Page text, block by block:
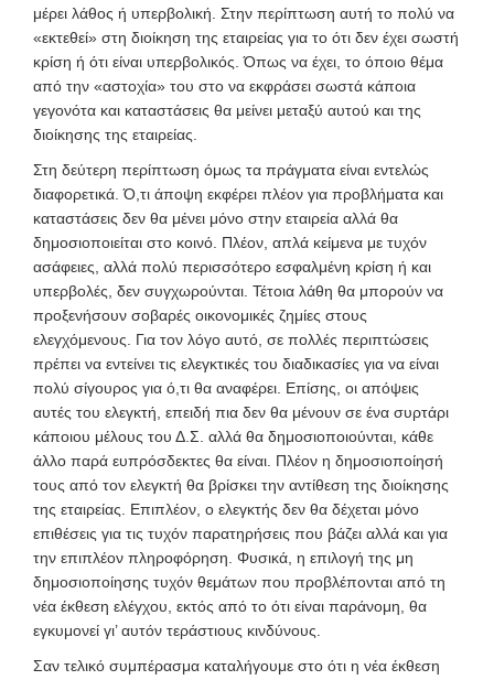
μέρει λάθος ή υπερβολική. Στην περίπτωση αυτή το πολύ να
«εκτεθεί» στη διοίκηση της εταιρείας για το ότι δεν έχει σωστή
κρίση ή ότι είναι υπερβολικός. Όπως να έχει, το όποιο θέμα
από την «αστοχία» του στο να εκφράσει σωστά κάποια
γεγονότα και καταστάσεις θα μείνει μεταξύ αυτού και της
διοίκησης της εταιρείας.
Στη δεύτερη περίπτωση όμως τα πράγματα είναι εντελώς
διαφορετικά. Ό,τι άποψη εκφέρει πλέον για προβλήματα και
καταστάσεις δεν θα μένει μόνο στην εταιρεία αλλά θα
δημοσιοποιείται στο κοινό. Πλέον, απλά κείμενα με τυχόν
ασάφειες, αλλά πολύ περισσότερο εσφαλμένη κρίση ή και
υπερβολές, δεν συγχωρούνται. Τέτοια λάθη θα μπορούν να
προξενήσουν σοβαρές οικονομικές ζημίες στους
ελεγχόμενους. Για τον λόγο αυτό, σε πολλές περιπτώσεις
πρέπει να εντείνει τις ελεγκτικές του διαδικασίες για να είναι
πολύ σίγουρος για ό,τι θα αναφέρει. Επίσης, οι απόψεις
αυτές του ελεγκτή, επειδή πια δεν θα μένουν σε ένα συρτάρι
κάποιου μέλους του Δ.Σ. αλλά θα δημοσιοποιούνται, κάθε
άλλο παρά ευπρόσδεκτες θα είναι. Πλέον η δημοσιοποίησή
τους από τον ελεγκτή θα βρίσκει την αντίθεση της διοίκησης
της εταιρείας. Επιπλέον, ο ελεγκτής δεν θα δέχεται μόνο
επιθέσεις για τις τυχόν παρατηρήσεις που βάζει αλλά και για
την επιπλέον πληροφόρηση. Φυσικά, η επιλογή της μη
δημοσιοποίησης τυχόν θεμάτων που προβλέπονται από τη
νέα έκθεση ελέγχου, εκτός από το ότι είναι παράνομη, θα
εγκυμονεί γι’ αυτόν τεράστιους κινδύνους.
Σαν τελικό συμπέρασμα καταλήγουμε στο ότι η νέα έκθεση